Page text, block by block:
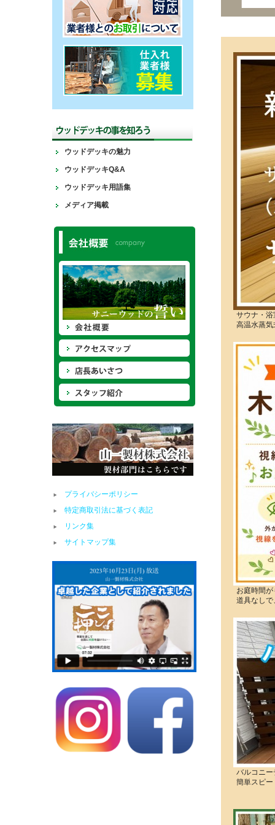
サウナ・
高温水蒸
お庭時間
道具なし
バルコニ
簡単スピ
ウッドデッキの魅力
ウッドデッキQ&A
ウッドデッキ用語集
メディア掲載
プライバシーポリシー
特定商取引法に基づく表記
リンク集
サイトマップ集